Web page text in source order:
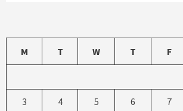
M T W T F
3 4 5 6 7